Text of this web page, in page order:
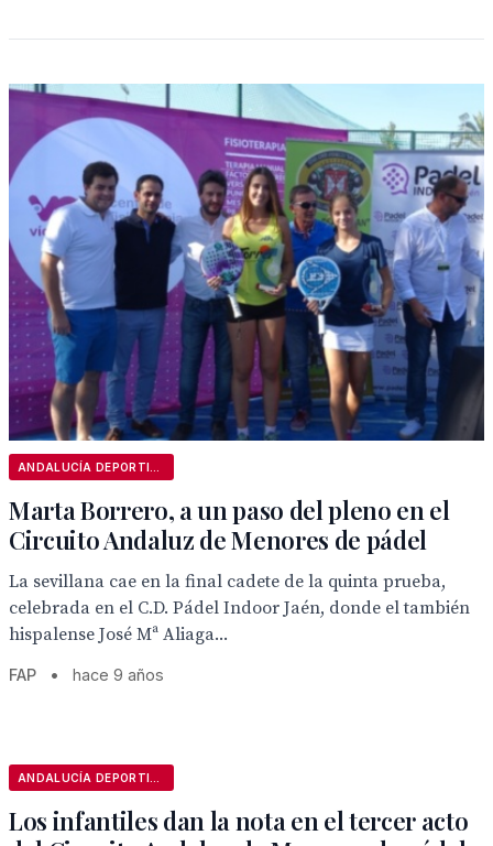
Marta Borrero, a un paso del pleno en el
Circuito Andaluz de Menores de pádel
La sevillana cae en la final cadete de la quinta prueba,
celebrada en el C.D. Pádel Indoor Jaén, donde el también
hispalense José Mª Aliaga...
FAP • hace 9 años
Los infantiles dan la nota en el tercer acto